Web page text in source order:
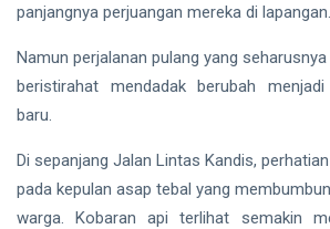
Awards
Pekanbaru
Donald Trump
PT IKPP Perawang
panjangnya perjuangan mereka di lapangan.
Namun perjalanan pulang yang
beristirahat mendadak berubah
baru.
Di sepanjang Jalan Lintas Kandis,
pada kepulan asap tebal yang
warga. Kobaran api terlihat semakin